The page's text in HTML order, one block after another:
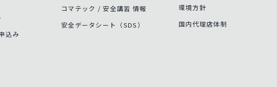
込み
コマテック / 安全講習 情報
安全データシート（SDS）
環境方針
国内代理店体制